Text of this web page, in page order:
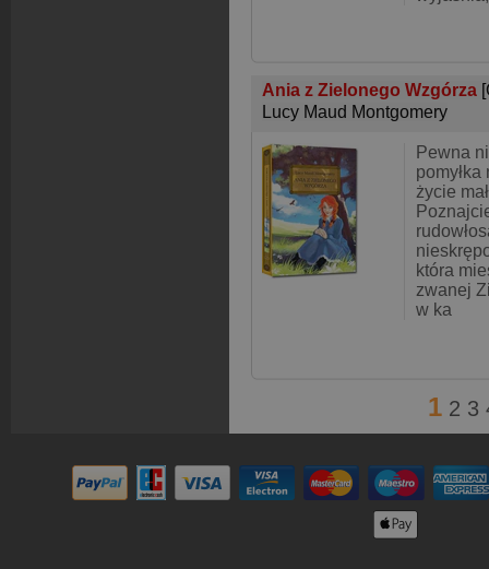
Ania z Zielonego Wzgórza
Lucy Maud Montgomery
Pewna
życie
która
zwanej
w ka
1 2 3